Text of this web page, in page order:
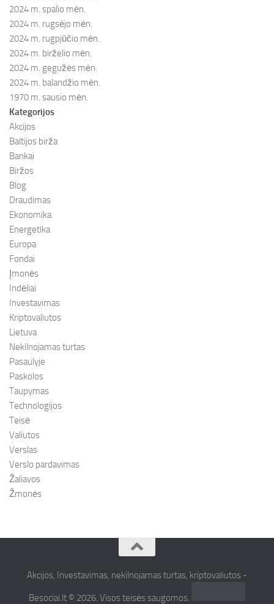
2024 m. spalio mėn.
2024 m. rugsėjo mėn.
2024 m. rugpjūčio mėn.
2024 m. birželio mėn.
2024 m. gegužės mėn.
2024 m. balandžio mėn.
1970 m. sausio mėn.
Kategorijos
Akcijos
Baltijos birža
Bankai
Biržos
Blog
Draudimas
Ekonomika
Energetika
Europa
Fondai
Įmonės
Indėliai
Investavimas
Kriptovaliutos
Lietuva
Nekilnojamas turtas
Pasaulyje
Paskolos
Taupymas
Technologijos
Teisė
Valiutos
Verslas
Verslo pardavimas
Žaliavos
Žmonės
Akcijos, Investavimas, nekilnojamas turtas, kriptovaliutos -
Besociai.lt © 2026. Visos teisės saugomos.